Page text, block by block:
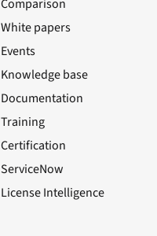
Comparison
White papers
Events
Knowledge base
Documentation
Training
Certification
ServiceNow
License Intelligence